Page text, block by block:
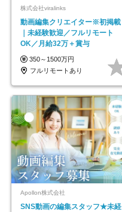
株式会社viralinks
動画編集クリエイター※初掲載
｜未経験歓迎／フルリモート
OK／月給32万＋賞与
350～1500万円
フルリモートあり
Apollon株式会社
SNS動画の編集スタッフ★未経